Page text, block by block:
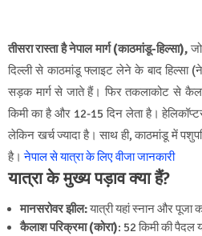
तीसरा रास्ता है नेपाल मार्ग (काठमांडू-हिल्सा),
दिल्ली से काठमांडू फ्लाइट लेने के बाद हिल्सा
सड़क मार्ग से जाते हैं। फिर तकलाकोट से
किमी का है और 12-15 दिन लेता है।
लेकिन खर्च ज्यादा है। साथ ही, काठमांडू में
है।नेपाल से यात्रा के लिए वीजा जानकारी
यात्रा के मुख्य पड़ाव क्या हैं?
मानसरोवर झील:यात्री यहां स्नान और पूजा
कैलाश परिक्रमा (कोरा): 52 किमी की पैदल